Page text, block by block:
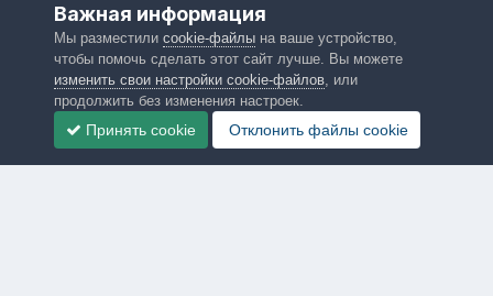
Важная информация
Мы разместили cookie-файлына ваше устройство,
чтобы помочь сделать этот сайт лучше. Вы можете
изменить свои настройки cookie-файлов, или
продолжить без изменения настроек.
Принять cookie Отклонить файлы сookie